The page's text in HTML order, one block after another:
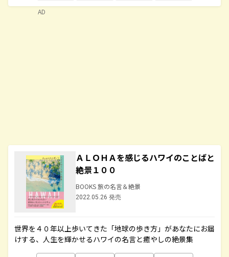
ＡＬＯＨＡを感じるハワイのことばと
絶景１００
BOOKS 旅の名言＆絶景
2022.05.26 発売
世界を４０年以上歩いてきた「地球の歩き方」があなたにお届
けする、人生を輝かせるハワイの名言と癒やしの絶景集
AD